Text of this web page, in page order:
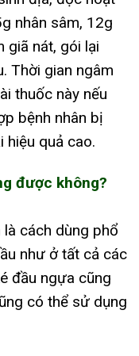
nhân sâm, 12g
giã nát, gói lại
Thời gian ngâm
thuốc này nếu
bệnh nhân bị
hiệu quả cao.
được không?
cách dùng phổ
như ở tất cả các
đầu ngựa cũng
có thể sử dụng